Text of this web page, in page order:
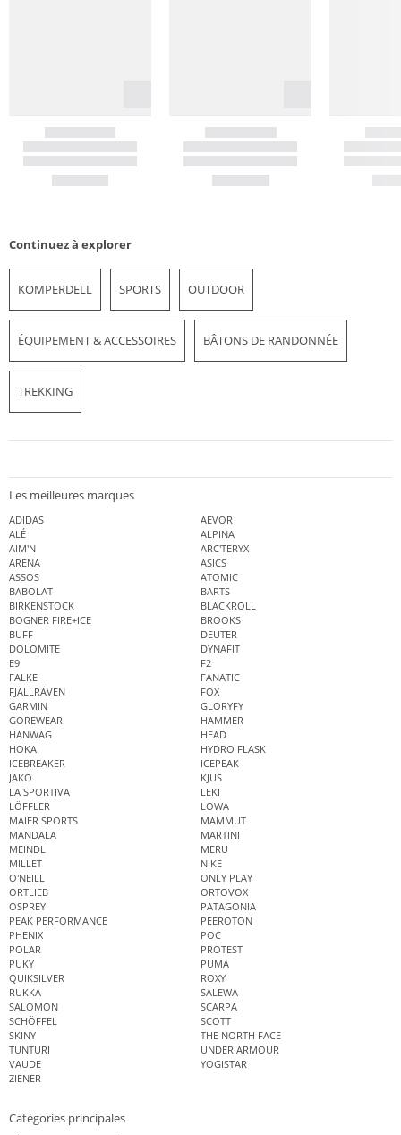
Continuez à explorer
KOMPERDELL SPORTS OUTDOOR
ÉQUIPEMENT & ACCESSOIRES BÂTONS DE RANDONNÉE
TREKKING
Les meilleures marques
ADIDAS
AEVOR
ALÉ
ALPINA
AIM'N
ARC'TERYX
ARENA
ASICS
ASSOS
ATOMIC
BABOLAT
BARTS
BIRKENSTOCK
BLACKROLL
BOGNER FIRE+ICE
BROOKS
BUFF
DEUTER
DOLOMITE
DYNAFIT
E9
F2
FALKE
FANATIC
FJÄLLRÄVEN
FOX
GARMIN
GLORYFY
GOREWEAR
HAMMER
HANWAG
HEAD
HOKA
HYDRO FLASK
ICEBREAKER
ICEPEAK
JAKO
KJUS
LA SPORTIVA
LEKI
LÖFFLER
LOWA
MAIER SPORTS
MAMMUT
MANDALA
MARTINI
MEINDL
MERU
MILLET
NIKE
O'NEILL
ONLY PLAY
ORTLIEB
ORTOVOX
OSPREY
PATAGONIA
PEAK PERFORMANCE
PEEROTON
PHENIX
POC
POLAR
PROTEST
PUKY
PUMA
QUIKSILVER
ROXY
RUKKA
SALEWA
SALOMON
SCARPA
SCHÖFFEL
SCOTT
SKINY
THE NORTH FACE
TUNTURI
UNDER ARMOUR
VAUDE
YOGISTAR
ZIENER
Catégories principales